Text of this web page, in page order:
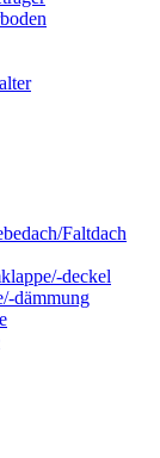
Faltdach
deckel
dämmung